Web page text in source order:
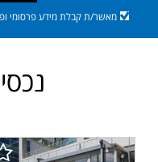
מאשר/ת קבלת מידע פרסומי